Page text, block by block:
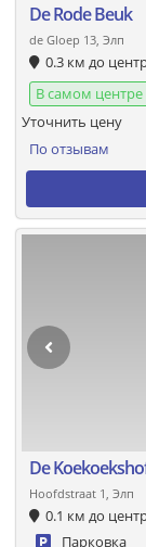
De Rode Beuk
de Gloep 13, Элп
0.3 км до
В самом центре
По отзывам
Уточнить цену
De
Hoofdstraat 1, Элп
0.1 км до
Парковка